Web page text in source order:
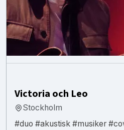
Victoria och Leo
Stockholm
#duo #akustisk #musiker